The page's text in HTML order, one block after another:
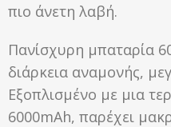
πιο άνετη λαβή.
Πανίσχυρη μπαταρία
διάρκεια αναμονής,
Εξοπλισμένο με μια
6000mAh, παρέχει